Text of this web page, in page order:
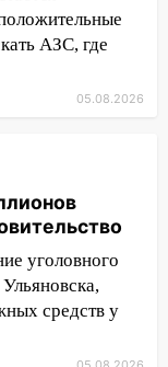
трассе и
5
список АЗС
в
АЗС, где
05.08.2026
уголовного
средств у